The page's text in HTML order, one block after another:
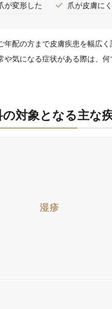
が変形した 爪が皮膚に
年配の方まで皮膚疾患を幅広く
や気になる症状がある際は、何
の対象となる主な
湿疹